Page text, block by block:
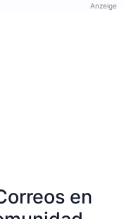
Anzeige
en